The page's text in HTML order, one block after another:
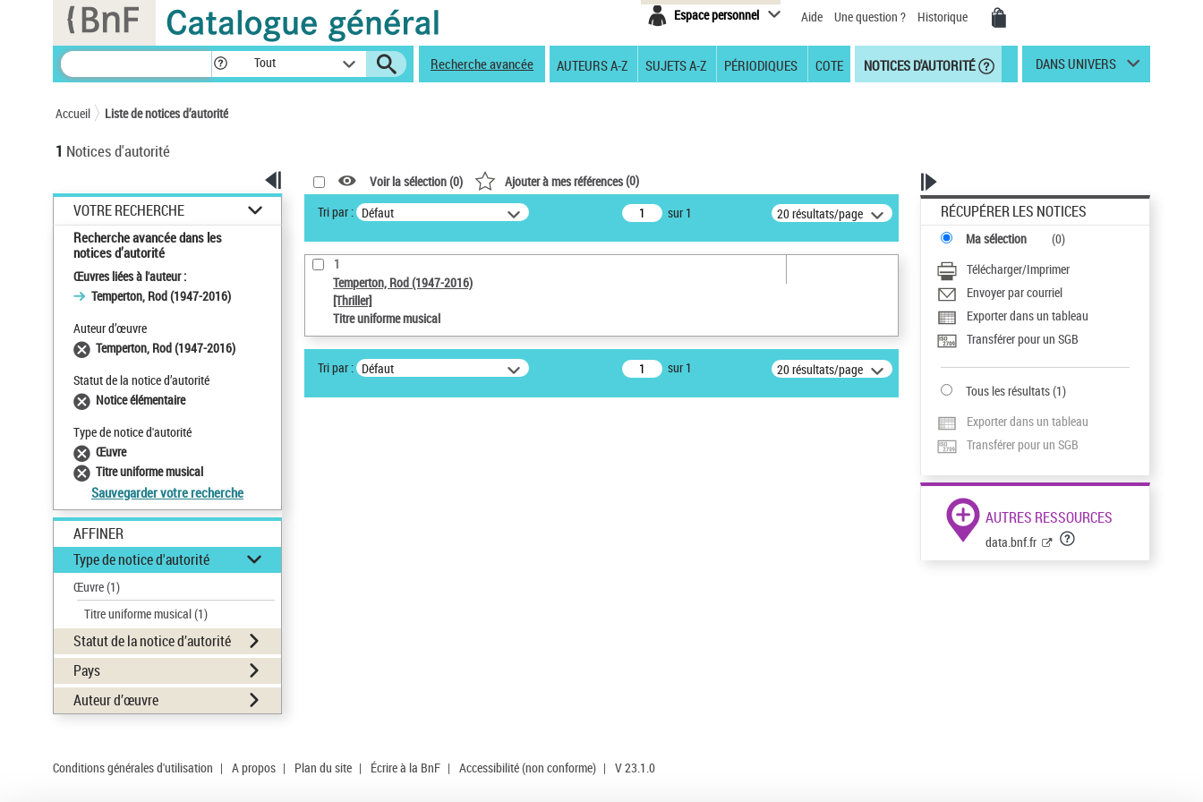
Espace personnel Aide Une question ? Historique
Tout Recherche avancée AUTEURS A-Z SUJETS A-Z PÉRIODIQUES COTE NOTICES D'AUTORITÉ DANS UNIVERS
Accueil Liste de notices d’autorité
1 Notices d'autorité
VOTRE RECHERCHE
Recherche avancée dans les
notices d’autorité
Œuvres liées à l'auteur :
Temperton, Rod (1947-2016)
Auteur d’œuvre
Temperton, Rod (1947-2016)
Statut de la notice d’autorité
Notice élémentaire
Type de notice d'autorité
Œuvre
Titre uniforme musical
Sauvegarder votre recherche
AFFINER
Type de notice d'autorité
Œuvre(1)
Titre uniforme musical(1)
Statut de la notice d’autorité
Pays
Auteur d’œuvre
Voir la sélection (0) Ajouter à mes références(0)
Tri par : Défaut sur 1 20 résultats/page
1
Temperton, Rod (1947-2016)
[Thriller]
Titre uniforme musical
Tri par : Défaut sur 1 20 résultats/page
RÉCUPÉRER LES NOTICES
Ma sélection (0)
Télécharger/Imprimer
Envoyer par courriel
Exporter dans un tableau
Transférer pour un SGB
Tous les résultats(1)
Exporter dans un tableau
Transférer pour un SGB
AUTRES RESSOURCES
data.bnf.fr
Conditions générales d'utilisation | A propos | Plan du site | Écrire à la BnF | Accessibilité (non conforme) | V 23.1.0
Panneau de gestion des cookies